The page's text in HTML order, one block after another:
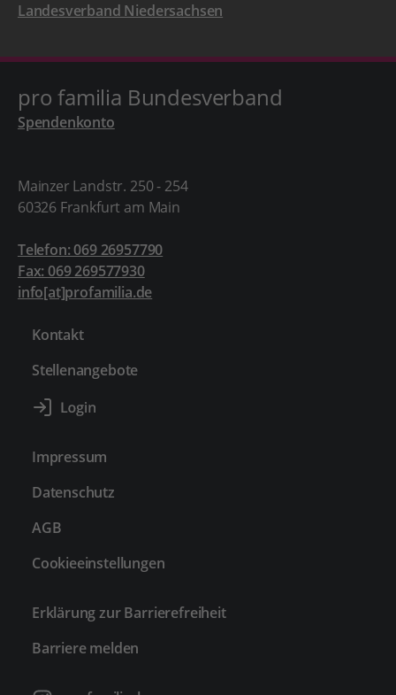
Landesverband Niedersachsen
pro familia Bundesverband
Spendenkonto
Mainzer Landstr. 250 - 254
60326 Frankfurt am Main
Telefon: 069 26957790
Fax: 069 269577930
info[at]profamilia.de
Kontakt
Stellenangebote
Impressum
Datenschutz
AGB
Cookieeinstellungen
Erklärung zur Barrierefreiheit
Barriere melden